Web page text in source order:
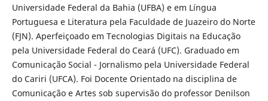
Universidade Federal da Bahia (UFBA) e em Língua
Portuguesa e Literatura pela Faculdade de Juazeiro do Norte
(FJN). Aperfeiçoado em Tecnologias Digitais na Educação
pela Universidade Federal do Ceará (UFC). Graduado em
Comunicação Social - Jornalismo pela Universidade Federal
do Cariri (UFCA). Foi Docente Orientado na disciplina de
Comunicação e Artes sob supervisão do professor Denilson